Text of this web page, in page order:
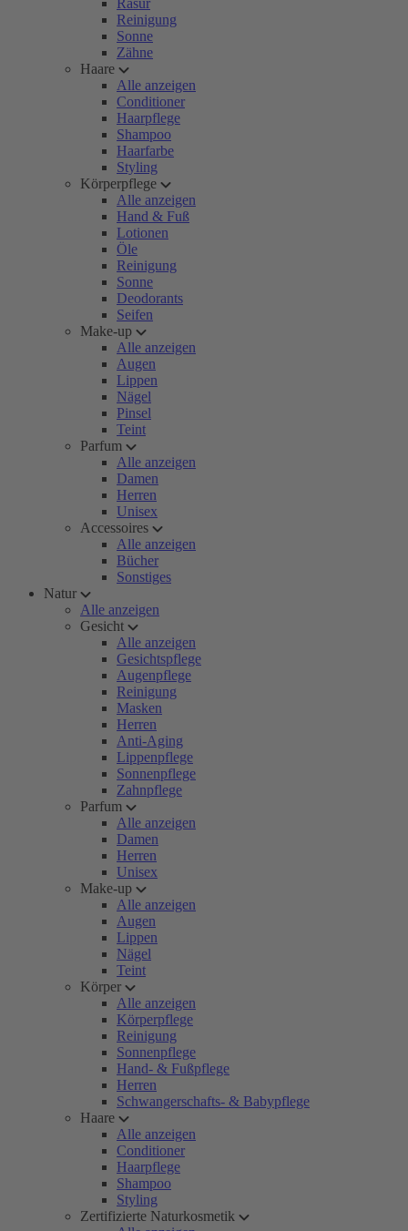
Rasur
Reinigung
Sonne
Zähne
Haare
Alle anzeigen
Conditioner
Haarpflege
Shampoo
Haarfarbe
Styling
Körperpflege
Alle anzeigen
Hand & Fuß
Lotionen
Öle
Reinigung
Sonne
Deodorants
Seifen
Make-up
Alle anzeigen
Augen
Lippen
Nägel
Pinsel
Teint
Parfum
Alle anzeigen
Damen
Herren
Unisex
Accessoires
Alle anzeigen
Bücher
Sonstiges
Natur
Alle anzeigen
Gesicht
Alle anzeigen
Gesichtspflege
Augenpflege
Reinigung
Masken
Herren
Anti-Aging
Lippenpflege
Sonnenpflege
Zahnpflege
Parfum
Alle anzeigen
Damen
Herren
Unisex
Make-up
Alle anzeigen
Augen
Lippen
Nägel
Teint
Körper
Alle anzeigen
Körperpflege
Reinigung
Sonnenpflege
Hand- & Fußpflege
Herren
Schwangerschafts- & Babypflege
Haare
Alle anzeigen
Conditioner
Haarpflege
Shampoo
Styling
Zertifizierte Naturkosmetik